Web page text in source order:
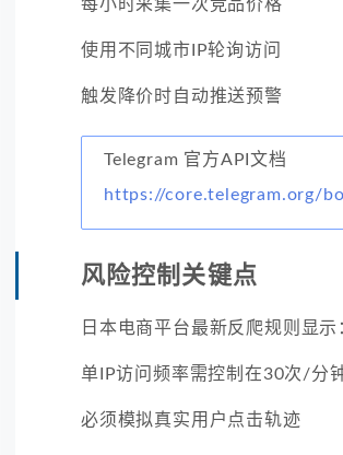
每小时采集一次竞品价格
使用不同城市IP轮询访问
触发降价时自动推送预警
Telegram 官方API文档
https://core.telegram.org/
风险控制关键点
日本电商平台最新反爬规则显示
单IP访问频率需控制在30次/分
必须模拟真实用户点击轨迹